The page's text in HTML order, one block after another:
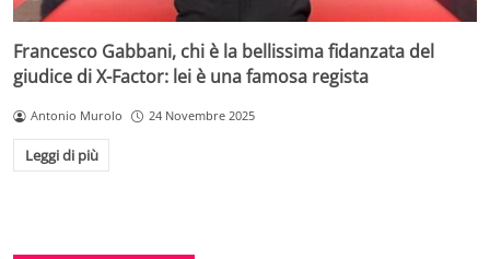
Francesco Gabbani, chi è la bellissima fidanzata del
giudice di X-Factor: lei è una famosa regista
Antonio Murolo 24 Novembre 2025
Leggi di più